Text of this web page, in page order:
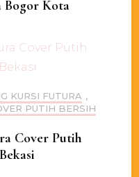
Bogor Kota
KURSI FUTURA ,
PUTIH BERSIH
Cover Putih